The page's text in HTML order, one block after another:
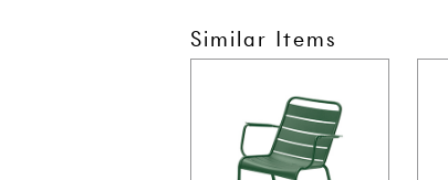
Similar Items